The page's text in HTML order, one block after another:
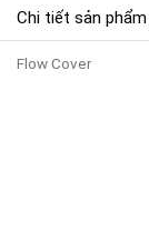
Chi tiết sản phẩm
Flow Cover